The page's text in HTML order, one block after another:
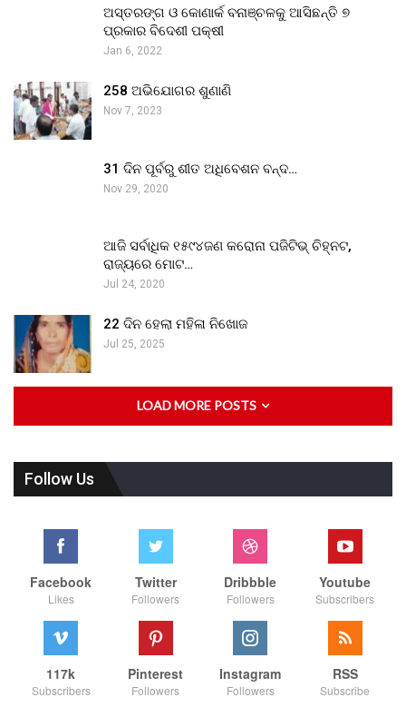
ଅସ୍ତରଙ୍ଗ ଓ କୋଣାର୍କ ବନାଞ୍ଚଳକୁ ଆସିଛନ୍ତି ୭
ପ୍ରକାର ବିଦେଶୀ ପକ୍ଷୀ
Jan 6, 2022
258 ଅଭିଯୋଗର ଶୁଣାଣି
Nov 7, 2023
31 ଦିନ ପୂର୍ବରୁ ଶୀତ ଅଧିବେଶନ ବନ୍ଦ…
Nov 29, 2020
ଆଜି ସର୍ବାଧିକ ୧୫୯୪ଜଣ କରୋନା ପଜିଟିଭ୍ ଚିହ୍ନଟ,
ରାଜ୍ୟରେ ମୋଟ…
Jul 24, 2020
22 ଦିନ ହେଲା ମହିଳା ନିଖୋଜ
Jul 25, 2025
LOAD MORE POSTS
Follow Us
Facebook
Likes
Twitter
Followers
Dribbble
Followers
Youtube
Subscribers
117k
Subscribers
Pinterest
Followers
Instagram
Followers
RSS
Subscribe